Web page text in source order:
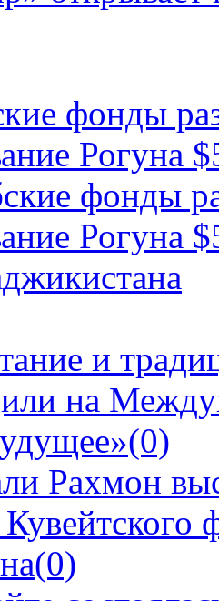
фонды
Рогуна
и
на
(0)
Рахмон
(0)